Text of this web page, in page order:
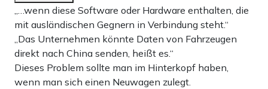
„…wenn diese Software oder Hardware enthalten, die
mit ausländischen Gegnern in Verbindung steht.“
„Das Unternehmen könnte Daten von Fahrzeugen
direkt nach China senden, heißt es.“
Dieses Problem sollte man im Hinterkopf haben,
wenn man sich einen Neuwagen zulegt.